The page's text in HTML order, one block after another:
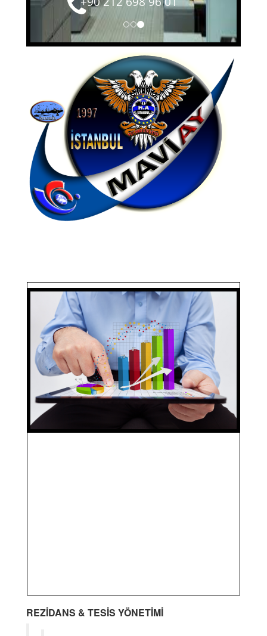
REZİDANS & TESİS YÖNETİMİ